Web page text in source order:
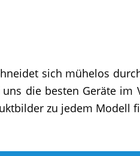
sich mühelos
die besten Geräte
zu jedem Modell